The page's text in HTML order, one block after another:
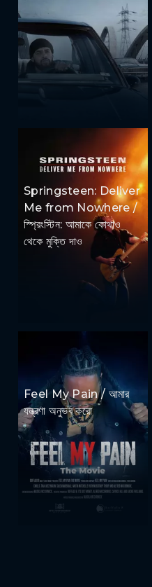
Springsteen: Deliver
Me from Nowhere /
স্প্রিংস্টিন: আমাকে কোথাও
থেকে মুক্তি দাও
Feel My Pain / আমার
যন্ত্রণা অনুভব করো